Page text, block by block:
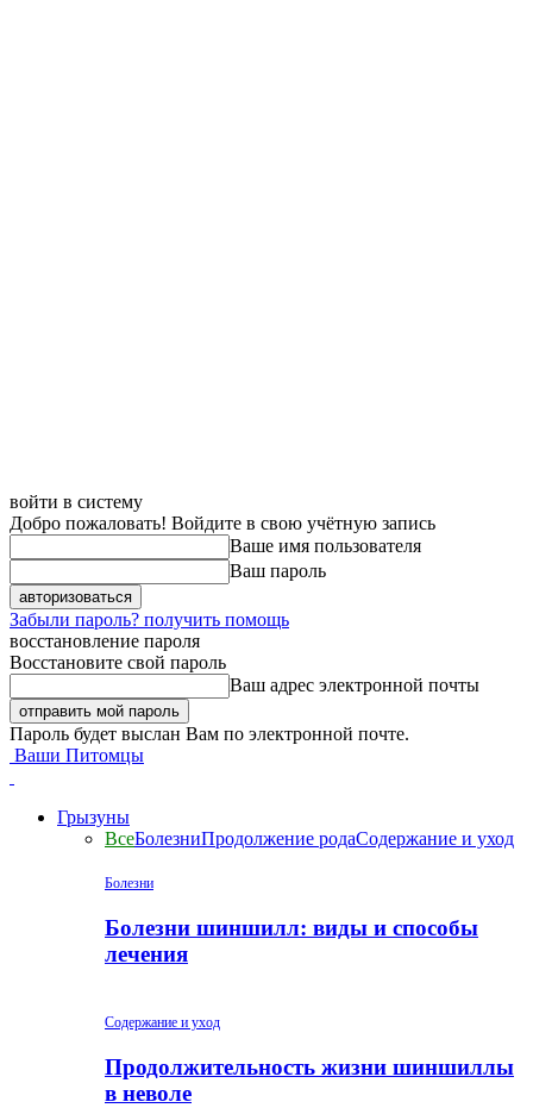
войти в систему
Добро пожаловать! Войдите в свою учётную запись
Ваше имя пользователя
Ваш пароль
Забыли пароль? получить помощь
восстановление пароля
Восстановите свой пароль
Ваш адрес электронной почты
Пароль будет выслан Вам по электронной почте.
Ваши Питомцы
Грызуны
ВсеБолезниПродолжение родаСодержание и уход
Болезни
Болезни шиншилл: виды и способы
лечения
Содержание и уход
Продолжительность жизни шиншиллы
в неволе